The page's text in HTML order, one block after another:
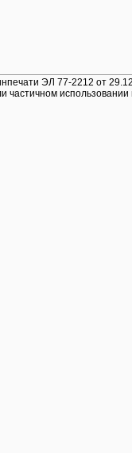
ЭЛ 77-2212 от
частичном